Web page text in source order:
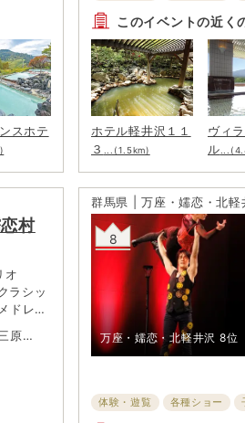
スホテ
このイベントの近く
ホテル軽井沢１１
３ ...(1.5km)
ヴィ
ル
村
オ
ラシッ
ドレー
子ども
。自然
、夏の
原
群馬県 | 万座・嬬恋・北軽
8
万座・嬬恋・北軽井沢 8位
体験・遊覧 各種ショー